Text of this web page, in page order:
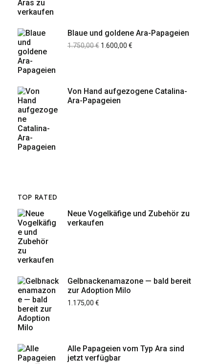
Blaue und goldene Ara-Papageien
1.750,00€ 1.600,00 €
Von Hand aufgezogene Catalina-
Ara-Papageien
TOP RATED
Neue Vogelkäfige und Zubehör zu
verkaufen
Gelbnackenamazone — bald bereit
zur Adoption Milo
1.175,00 €
Alle Papageien vom Typ Ara sind
jetzt verfügbar